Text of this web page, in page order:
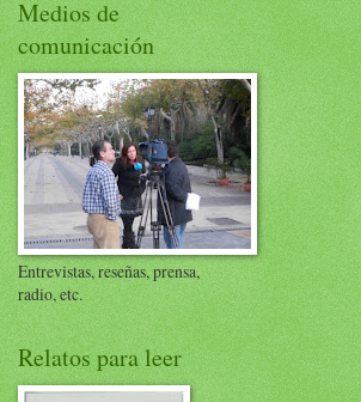
Medios de
comunicación
Entrevistas, reseñas, prensa,
radio, etc.
Relatos para leer